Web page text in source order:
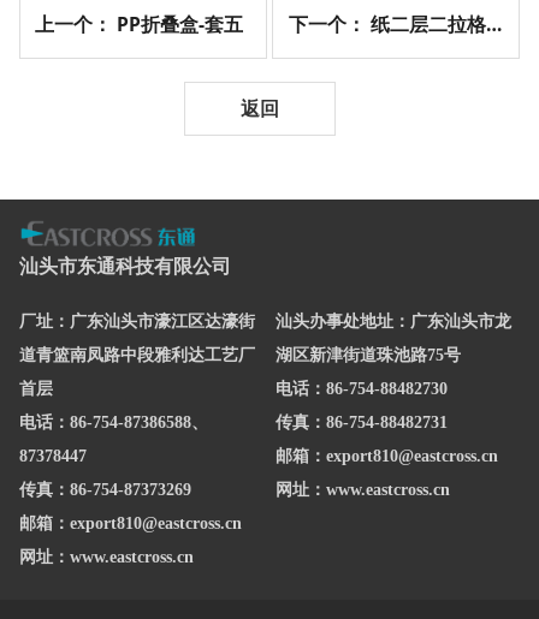
上一个： PP折叠盒-套五 下一个： 纸二层二拉格盒
返回
汕头市东通科技有限公司
厂址：广东汕头市濠江区达濠街
道青篮南凤路中段雅利达工艺厂
首层
电话：86-754-87386588、
87378447
传真：86-754-87373269
邮箱：export810@eastcross.cn
网址：www.eastcross.cn
汕头办事处地址：广东汕头市龙
湖区新津街道珠池路75号
电话：86-754-88482730
传真：86-754-88482731
邮箱：export810@eastcross.cn
网址：www.eastcross.cn